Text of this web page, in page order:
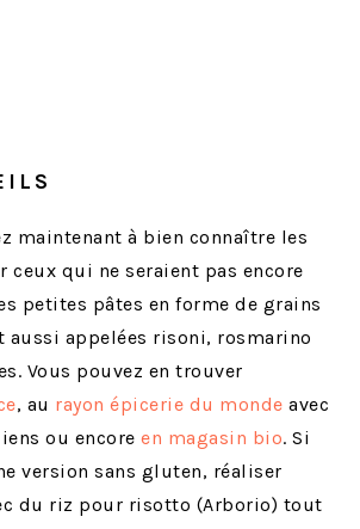
maintenant à bien connaître les
ceux qui ne seraient pas encore
petites pâtes en forme de grains
aussi appelées risoni, rosmarino
Vous pouvez en trouver
, au rayon épicerie du monde avec
ou encoreen magasin bio. Si
version sans gluten, réaliser
du riz pour risotto (Arborio) tout